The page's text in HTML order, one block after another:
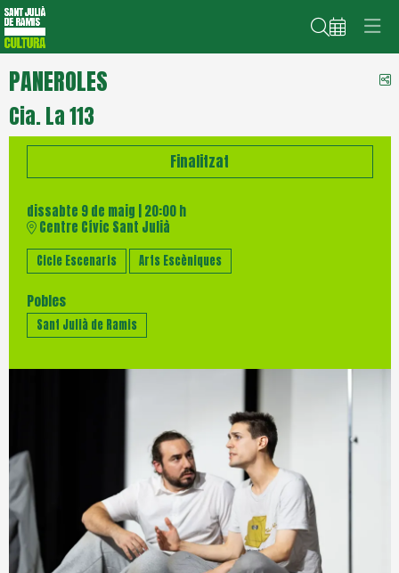
Cerca
PANEROLES
Cia. La 113
Finalitzat
dissabte 9 de maig 20:00 h
Centre Cívic Sant Julià
Cicle Escenaris Arts Escèniques
Pobles
Sant Julià de Ramis